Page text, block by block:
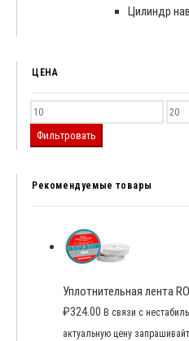
Цилиндр
ЦЕНА
Фильтровать
Рекомендуемые товары
Уплотнительная лента
₽324.00 В связи с
актуальную цену